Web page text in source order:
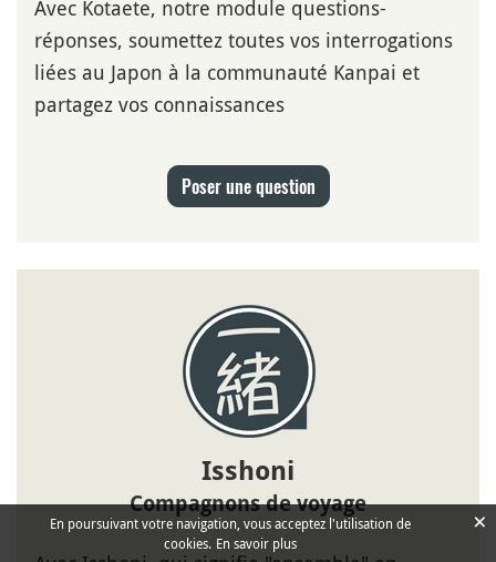
Avec Kotaete, notre module questions-
réponses, soumettez toutes vos interrogations
liées au Japon à la communauté Kanpai et
partagez vos connaissances
Poser une question
Isshoni
Compagnons de voyage
En poursuivant votre navigation, vous acceptez l'utilisation de
cookies. En savoir plus
×